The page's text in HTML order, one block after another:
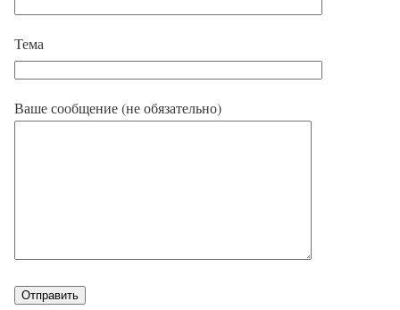
Тема
Ваше сообщение (не обязательно)